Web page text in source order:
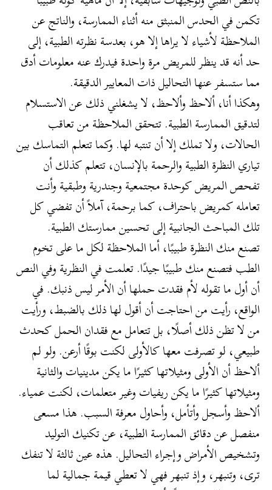
تكمن في الحدس المنبثق منه أثناء الممارسة، والناتج عن
الملاحظة لأشياء لا يراها إلا هو، بعدسة نظرته الطبية، إلى
حد أنه قد ينظر للمريض مرة واحدة فيدرك عنه معلومات أدق
مما ستسفر عنها التحاليل ذات المعايير الدقيقة.
وهكذا أنا، ألاحظ وألاحظ، لا يشغلني ذلك عن الاستسلام
لتدقيق الممارسة الطبية. تتحقق الملاحظة من تعاقب
الحالات، ولا تملك إلا أن تنتبه لها. وكما تتعلم التماسك بين
تياري النظرة الطبية والرحمة بالإنسان، تتعلم كذلك أن
تفحص المريض كوحدة مجتمعية وجندرية وطبقية وأنت
تعامله كمريض باحتراف، كما برحمة، آملاً أن تفضي كل
تلك المباحث الجانبية إلى تحسين ممارستك الطبية.
تصنع منك النظرة طبيبًا، أما الملاحظة لكل ما على تخوم
الطب فتصنع منك طبيبًا جيدًا. تعلمت في النظرية وفي النص
أن أول ما تقوله لأم فقدت حملها أن الأمر ليس ذنبك. في
الواقع، رأيت من احتاجت أن أقول لها ذلك بالضبط، ورأيت
من لا تظن ذلك أصلًا، بل تتعامل مع فقدان الحمل كحدث
طبيعي، لو تصرفت معها كالأولى لكنت بوقًا أرعن. ولو لم
ألاحظ أن الأولى ومثيلاتها كثيرًا ما يكن مدينيات والثانية
ومثيلاتها كثيرًا ما يكن ريفيات وغير متعلمات، لكنت عمياء.
ألاحظ وأسجل وأتأمل، وأحاول معرفة السبب. هذا مسعى
منفصل عن دقائق الممارسة الطبية، عن تكنيك التوليد
وتشخيص الأمراض وإجراء التحاليل. هذه عين ثالثة لا تنفك
ترى، وتنبهر، وإذ تنبهر فهي لا تعطي قيمة جمالية لما